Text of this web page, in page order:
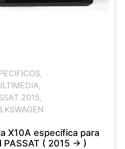
,
,
2015,
X10A específica para
PASSAT ( 2015 -> )